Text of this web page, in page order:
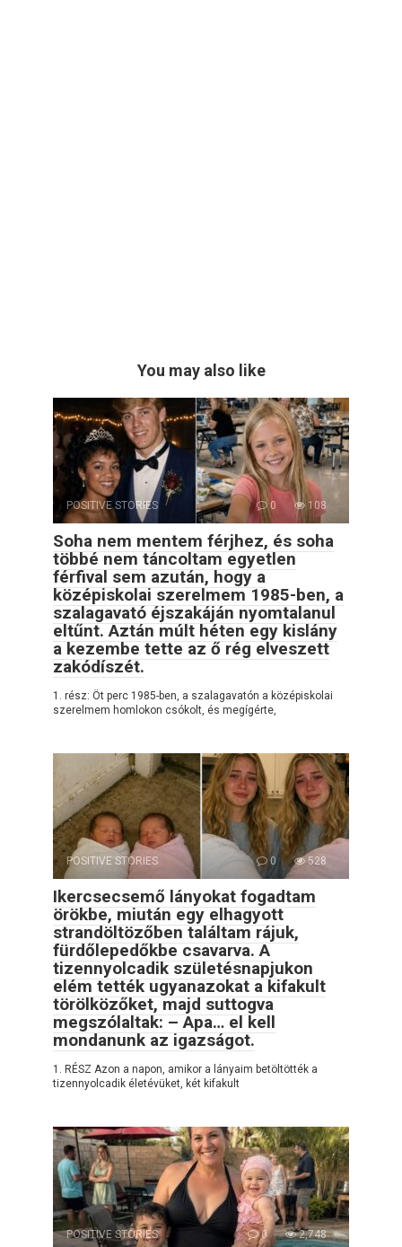
You may also like
POSITIVE STORIES 0 108
Soha nem mentem férjhez, és soha
többé nem táncoltam egyetlen
férfival sem azután, hogy a
középiskolai szerelmem 1985-ben, a
szalagavató éjszakáján nyomtalanul
eltűnt. Aztán múlt héten egy kislány
a kezembe tette az ő rég elveszett
zakódíszét.
1. rész: Öt perc 1985-ben, a szalagavatón a középiskolai
szerelmem homlokon csókolt, és megígérte,
POSITIVE STORIES 0 528
Ikercsecsemő lányokat fogadtam
örökbe, miután egy elhagyott
strandöltözőben találtam rájuk,
fürdőlepedőkbe csavarva. A
tizennyolcadik születésnapjukon
elém tették ugyanazokat a kifakult
törölközőket, majd suttogva
megszólaltak: – Apa… el kell
mondanunk az igazságot.
1. RÉSZ Azon a napon, amikor a lányaim betöltötték a
tizennyolcadik életévüket, két kifakult
POSITIVE STORIES 0 2,748